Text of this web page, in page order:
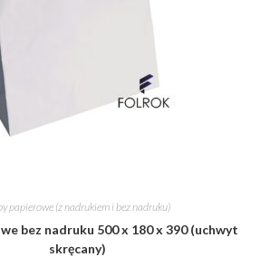
papierowe (z nadrukiem i bez nadruku)
bez nadruku 500 x 180 x 390 (uchwyt
skręcany)